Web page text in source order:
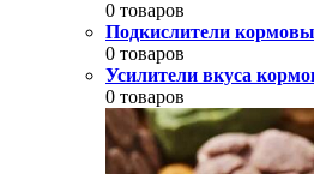
0 товаров
Подкислители
0 товаров
Усилители вкуса
0 товаров